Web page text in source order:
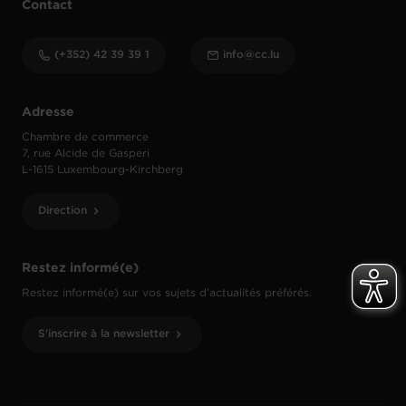
Restez informé(e)
Restez informé(e) sur vos sujets d’actualités préférés.
S'inscrire à la newsletter
Adresse
Chambre de commerce
7, rue Alcide de Gasperi
L-1615 Luxembourg-Kirchberg
Direction
Contact
(+352) 42 39 39 1 info@cc.lu